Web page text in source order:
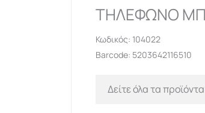
ΤΗΛΕΦΩΝΟ
Κωδικός: 104022
Barcode: 5203642116510
Δείτε όλα τα προϊόντα